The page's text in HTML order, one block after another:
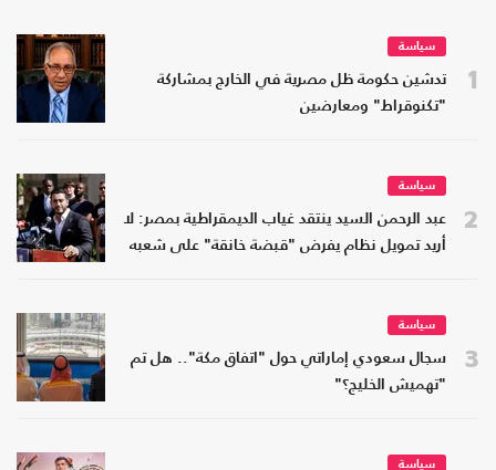
1
سياسة
تدشين حكومة ظل مصرية في الخارج بمشاركة
"تكنوقراط" ومعارضين
2
سياسة
عبد الرحمن السيد ينتقد غياب الديمقراطية بمصر: لا
أريد تمويل نظام يفرض "قبضة خانقة" على شعبه
3
سياسة
سجال سعودي إماراتي حول "اتفاق مكة".. هل تم
"تهميش الخليج؟"
سياسة